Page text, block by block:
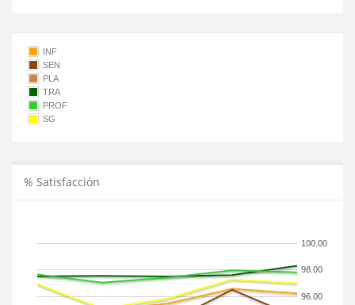
INF
SEN
PLA
TRA
PROF
SG
% Satisfacción
96.00
98.00
100.00